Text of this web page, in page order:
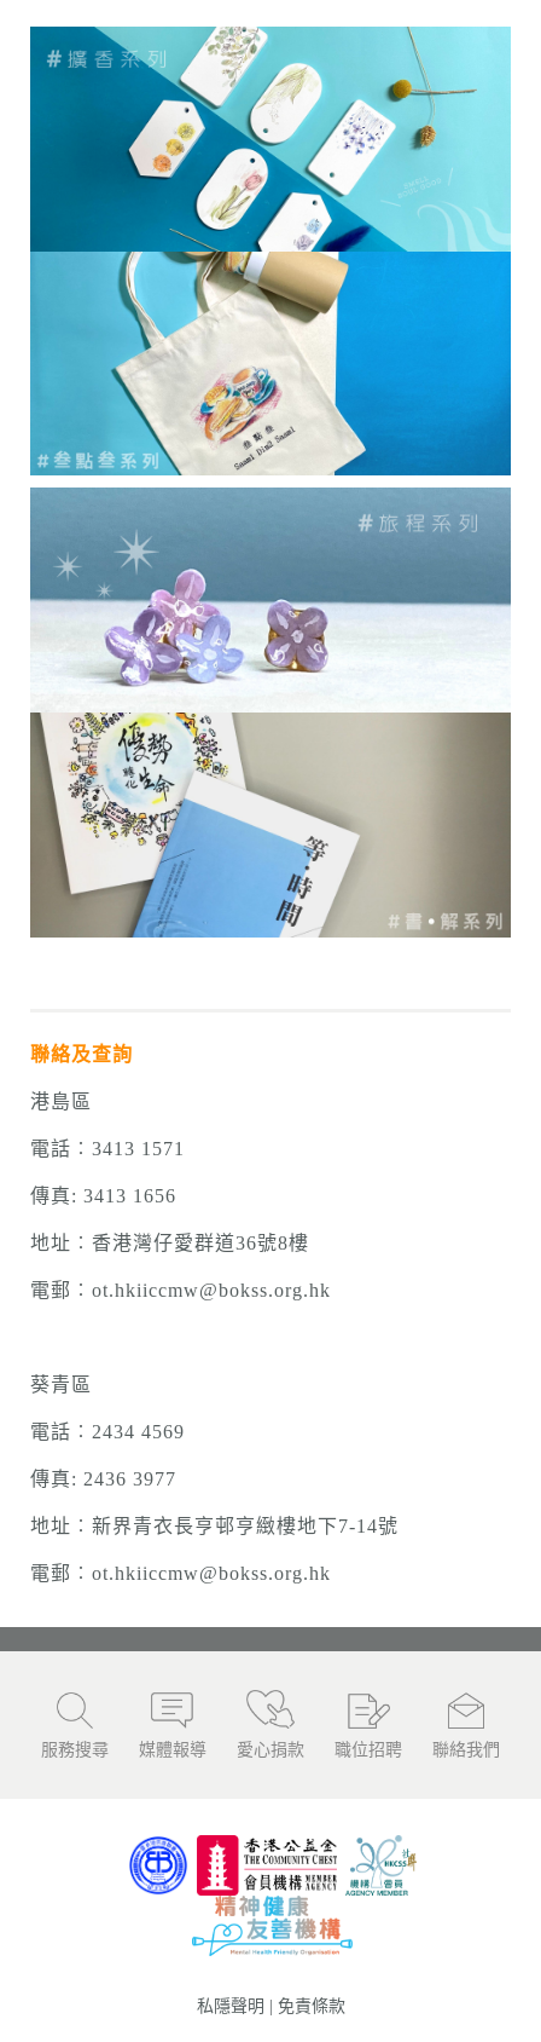
聯絡及查詢
港島區
電話︰3413 1571
傳真: 3413 1656
地址︰香港灣仔愛群道36號8樓
電郵︰ot.hkiiccmw@bokss.org.hk
葵青區
電話︰2434 4569
傳真: 2436 3977
地址︰新界青衣長亨邨亨緻樓地下7-14號
電郵︰ot.hkiiccmw@bokss.org.hk
服務搜尋 媒體報導 愛心捐款 職位招聘 聯絡我們
私隱聲明 免責條款